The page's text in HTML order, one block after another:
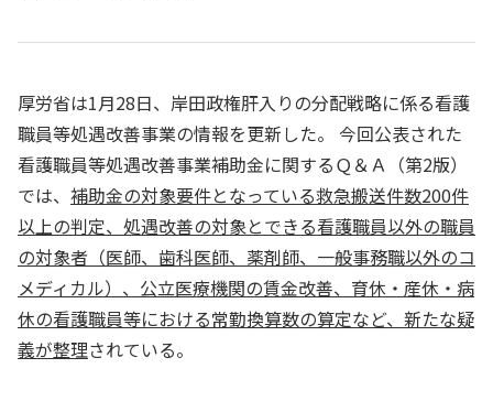
厚労省は1月28日、岸田政権肝入りの分配戦略に係る看護
職員等処遇改善事業の情報を更新した。 今回公表された
看護職員等処遇改善事業補助金に関するＱ＆Ａ（第2版）
では、 補助金の対象要件となっている救急搬送件数200件
以上の判定、処遇改善の対象とできる看護職員以外の職員
の対象者（医師、歯科医師、薬剤師、一般事務職以外のコ
メディカル）、公立医療機関の賃金改善、育休・産休・病
休の看護職員等における常勤換算数の算定など、新たな疑
義が整理されている。